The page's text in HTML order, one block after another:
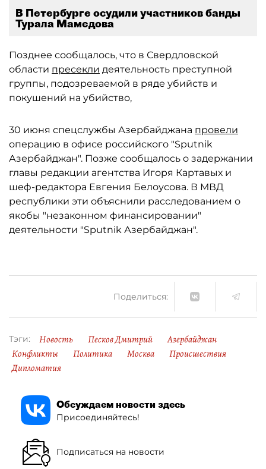
В Петербурге осудили участников банды
Турала Мамедова
Позднее сообщалось, что в Свердловской
области пресекли деятельность преступной
группы, подозреваемой в ряде убийств и
покушений на убийство,
30 июня спецслужбы Азербайджана провели
операцию в офисе российского "Sputnik
Азербайджан". Позже сообщалось о задержании
главы редакции агентства Игоря Картавых и
шеф-редактора Евгения Белоусова. В МВД
республики эти объяснили расследованием о
якобы "незаконном финансировании"
деятельности "Sputnik Азербайджан".
Поделиться:
Тэги: Новость Песков Дмитрий
Азербайджан
Конфликты
Политика Москва
Происшествия
Дипломатия
Обсуждаем новости здесь
Присоединяйтесь!
Подписаться на новости